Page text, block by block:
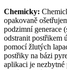
Chemicky:
opakovaně
podzimní generace
odstranit postřikem
pomocí žlutých
postřiky na bázi
aplikaci je